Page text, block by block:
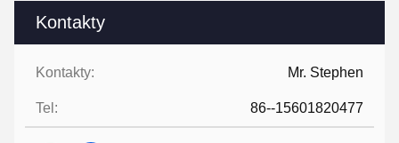
Kontakty
Kontakty: Mr. Stephen
Tel: 86--15601820477